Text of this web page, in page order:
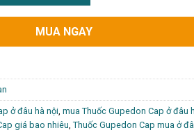
MUA NGAY
ở đâu hà nội, mua Thuốc Gupedon Cap ở đâu
giá bao nhiêu, Thuốc Gupedon Cap mua ở